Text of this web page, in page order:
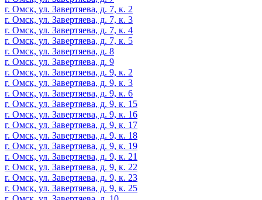
г. Омск, ул. Завертяева, д. 7, к. 2
г. Омск, ул. Завертяева, д. 7, к. 3
г. Омск, ул. Завертяева, д. 7, к. 4
г. Омск, ул. Завертяева, д. 7, к. 5
г. Омск, ул. Завертяева, д. 8
г. Омск, ул. Завертяева, д. 9
г. Омск, ул. Завертяева, д. 9, к. 2
г. Омск, ул. Завертяева, д. 9, к. 3
г. Омск, ул. Завертяева, д. 9, к. 6
г. Омск, ул. Завертяева, д. 9, к. 15
г. Омск, ул. Завертяева, д. 9, к. 16
г. Омск, ул. Завертяева, д. 9, к. 17
г. Омск, ул. Завертяева, д. 9, к. 18
г. Омск, ул. Завертяева, д. 9, к. 19
г. Омск, ул. Завертяева, д. 9, к. 21
г. Омск, ул. Завертяева, д. 9, к. 22
г. Омск, ул. Завертяева, д. 9, к. 23
г. Омск, ул. Завертяева, д. 9, к. 25